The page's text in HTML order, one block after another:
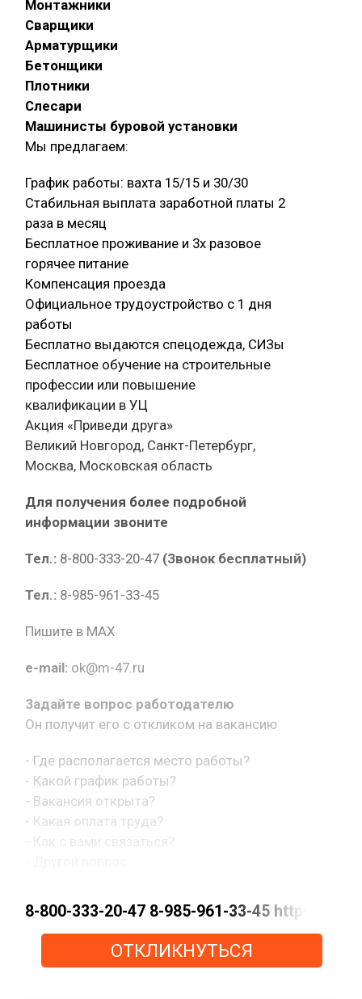
Монтажники
Сварщики
Арматурщики
Бетонщики
Плотники
Слесари
Машинисты буровой установки
Мы предлагаем:
График работы: вахта 15/15 и 30/30
Стабильная выплата заработной платы 2
раза в месяц
Бесплатное проживание и 3х разовое
горячее питание
Компенсация проезда
Официальное трудоустройство с 1 дня
работы
Бесплатно выдаются спецодежда, СИЗы
Бесплатное обучение на строительные
профессии или повышение
квалификации в УЦ
Акция «Приведи друга»
Великий Новгород, Санкт-Петербург,
Москва, Московская область
Для получения более подробной
информации звоните
Тел.: 8-800-333-20-47 (Звонок бесплатный)
Тел.: 8-985-961-33-45
Пишите в MAX
e-mail: ok@m-47.ru
Задайте вопрос работодателю
Он получит его с откликом на вакансию
- Где располагается место работы?
- Какой график работы?
- Вакансия открыта?
- Какая оплата труда?
- Как с вами связаться?
8-800-333-20-47 8-985-961-33-45 https://
ОТКЛИКНУТЬСЯ